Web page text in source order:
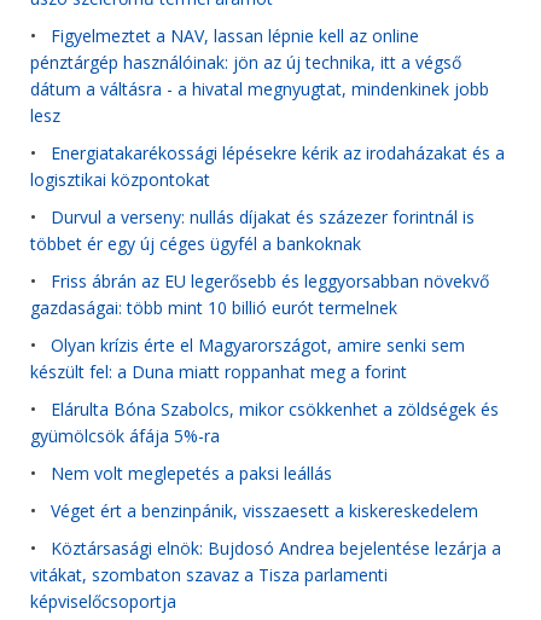
• Figyelmeztet a NAV, lassan lépnie kell az online
pénztárgép használóinak: jön az új technika, itt a végső
dátum a váltásra - a hivatal megnyugtat, mindenkinek jobb
lesz
• Energiatakarékossági lépésekre kérik az irodaházakat és a
logisztikai központokat
• Durvul a verseny: nullás díjakat és százezer forintnál is
többet ér egy új céges ügyfél a bankoknak
• Friss ábrán az EU legerősebb és leggyorsabban növekvő
gazdaságai: több mint 10 billió eurót termelnek
• Olyan krízis érte el Magyarországot, amire senki sem
készült fel: a Duna miatt roppanhat meg a forint
• Elárulta Bóna Szabolcs, mikor csökkenhet a zöldségek és
gyümölcsök áfája 5%-ra
• Nem volt meglepetés a paksi leállás
• Véget ért a benzinpánik, visszaesett a kiskereskedelem
• Köztársasági elnök: Bujdosó Andrea bejelentése lezárja a
vitákat, szombaton szavaz a Tisza parlamenti
képviselőcsoportja